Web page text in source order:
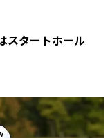
スタートホール